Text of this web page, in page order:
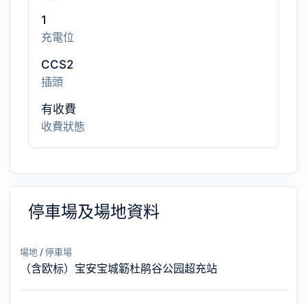
1
充電位
CCS2
插頭
有收費
收費狀態
停車場及場地資料
場地 / 停車場
（含欧标）宝安宝城簕杜鹃谷公园超充站